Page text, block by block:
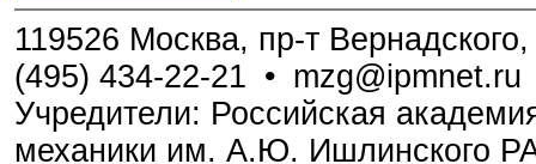
119526 Москва, пр-т
(495) 434-22-21 • mzg@ipmnet.ru
Учредители: Российская
механики им. А.Ю. Ишлинского